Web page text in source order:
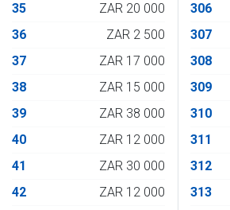
35
ZAR 20 000
36
ZAR 2 500
37
ZAR 17 000
38
ZAR 15 000
39
ZAR 38 000
40
ZAR 12 000
41
ZAR 30 000
42
ZAR 12 000
306
307
308
309
310
311
312
313